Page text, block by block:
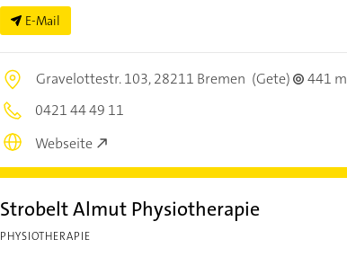
E-Mail
Gravelottestr. 103,28211 Bremen (Gete)
441 m
0421 44 49 11
Webseite
Strobelt Almut Physiotherapie
PHYSIOTHERAPIE